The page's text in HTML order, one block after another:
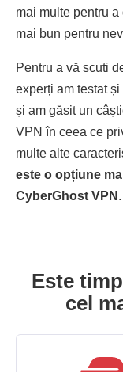
mai multe pentru a
mai bun pentru
Pentru a vă scuti
experți am testat
și am găsit un
VPN în ceea ce
multe alte
este o opțiune
CyberGhost VPN .
Este
cel